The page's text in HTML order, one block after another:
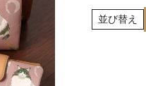
並び替え